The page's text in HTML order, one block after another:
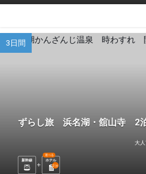
3日間
ずらし旅 浜名湖・舘山寺 2
新幹線 ホテル
選べる
2泊
大